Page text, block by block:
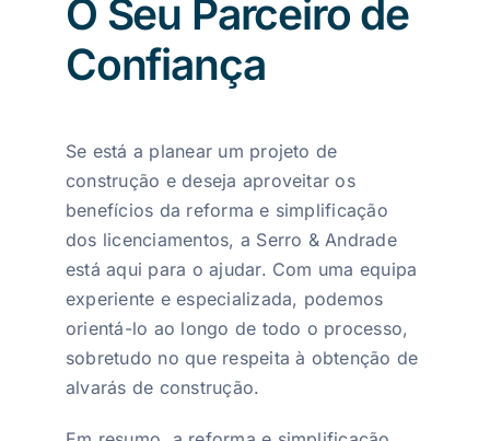
O Seu Parceiro de
Confiança
Se está a planear um projeto de
construção e deseja aproveitar os
benefícios da reforma e simplificação
dos licenciamentos, a Serro & Andrade
está aqui para o ajudar. Com uma equipa
experiente e especializada, podemos
orientá-lo ao longo de todo o processo,
sobretudo no que respeita à obtenção de
alvarás de construção.